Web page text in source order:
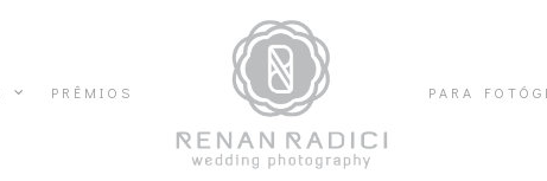
PRÊMIOS PARA